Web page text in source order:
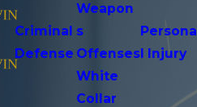
Criminal
Defense
Weapon
s
Offenses
White
Collar
Persona
l Injury